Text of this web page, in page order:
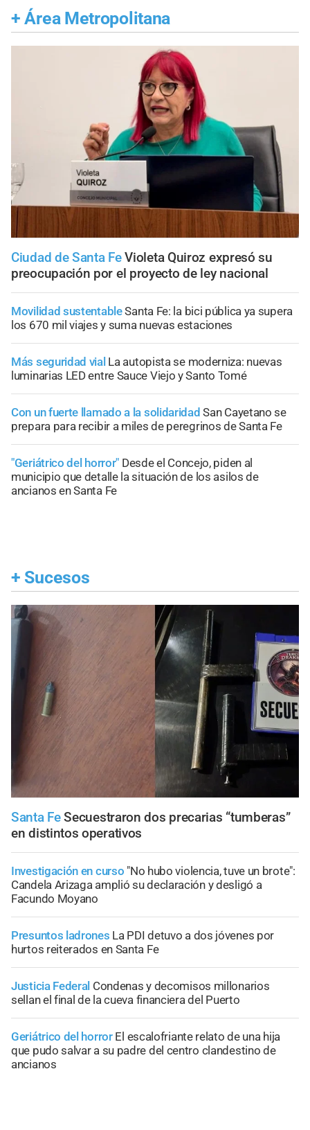
+ Área Metropolitana
Ciudad de Santa Fe Violeta Quiroz expresó su
preocupación por el proyecto de ley nacional
Movilidad sustentableSanta Fe: la bici pública ya supera
los 670 mil viajes y suma nuevas estaciones
Más seguridad vial La autopista se moderniza: nuevas
luminarias LED entre Sauce Viejo y Santo Tomé
Con un fuerte llamado a la solidaridad San Cayetano se
prepara para recibir a miles de peregrinos de Santa Fe
"Geriátrico del horror" Desde el Concejo, piden al
municipio que detalle la situación de los asilos de
ancianos en Santa Fe
+ Sucesos
Santa Fe Secuestraron dos precarias “tumberas”
en distintos operativos
Investigación en curso "No hubo violencia, tuve un brote":
Candela Arizaga amplió su declaración y desligó a
Facundo Moyano
Presuntos ladrones La PDI detuvo a dos jóvenes por
hurtos reiterados en Santa Fe
Justicia Federal Condenas y decomisos millonarios
sellan el final de la cueva financiera del Puerto
Geriátrico del horror El escalofriante relato de una hija
que pudo salvar a su padre del centro clandestino de
ancianos